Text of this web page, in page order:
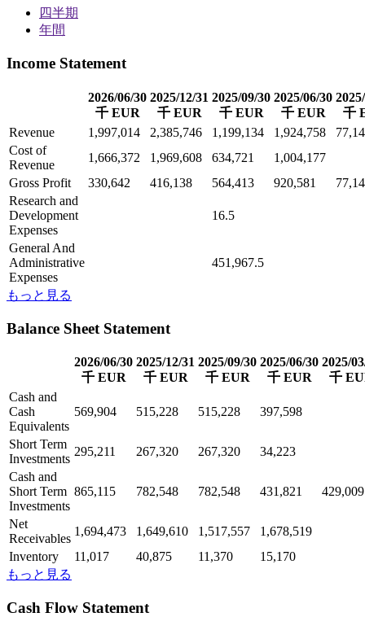
四半期
年間
Income Statement
2026/06/30
千 EUR
2025/12/31
千 EUR
2025/09/30
千 EUR
2025/06/30
千 EUR
千
Revenue
1,997,014 2,385,746 1,199,134 1,924,758
Cost of
Revenue
1,666,372 1,969,608 634,721
1,004,177
Gross Profit
330,642 416,138 564,413 920,581
Research and
Development
Expenses
16.5
General And
Administrative
Expenses
451,967.5
もっと見る
Balance Sheet Statement
2026/06/30
千 EUR
2025/12/31
千 EUR
2025/09/30
千 EUR
2025/06/30
千 EUR
2025/
千
Cash and
Cash
Equivalents
569,904 515,228 515,228 397,598
Short Term
Investments
295,211 267,320 267,320
34,223
Cash and
Short Term
Investments
865,115 782,548 782,548 431,821 429,009
Net
Receivables
1,694,473 1,649,610 1,517,557
1,678,519
Inventory
11,017 40,875 11,370
15,170
もっと見る
Cash Flow Statement